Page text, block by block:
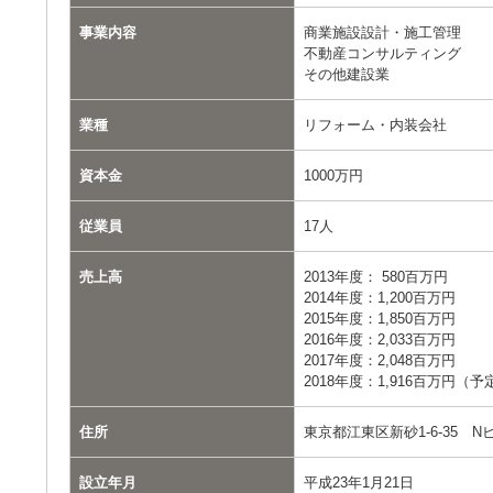
事業内容
商業施設設計・施工管理
不動産コンサルティング
その他建設業
業種 リフォーム・内装会社
資本金 1000万円
従業員 17人
売上高
2013年度： 580百万円
2014年度：1,200百万円
2015年度：1,850百万円
2016年度：2,033百万円
2017年度：2,048百万円
2018年度：1,916百万円（予
住所 東京都江東区新砂1-6-35 N
設立年月 平成23年1月21日